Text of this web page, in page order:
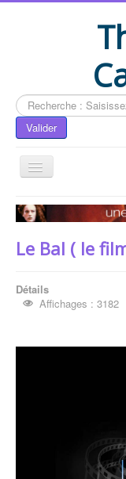
Rechercher
Valider
Accueil
Compléments du
Actualités
Contactez-nous
Vous êtes ici :
Le Bal ( le
Détails
Affichages : 3182